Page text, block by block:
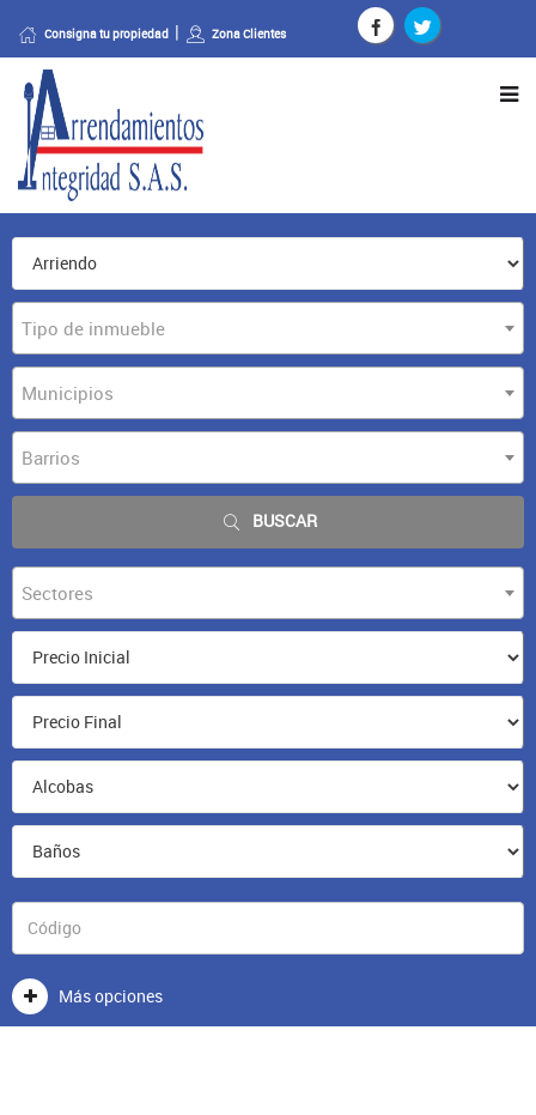
Consigna tu propiedad Zona Clientes
Tipo de inmueble
Municipios
Barrios
BUSCAR
Sectores
Más opciones